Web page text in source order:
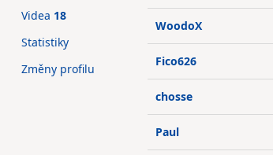
WoodoX
Fico626
chosse
Paul
Videa 18
Statistiky
Změny profilu